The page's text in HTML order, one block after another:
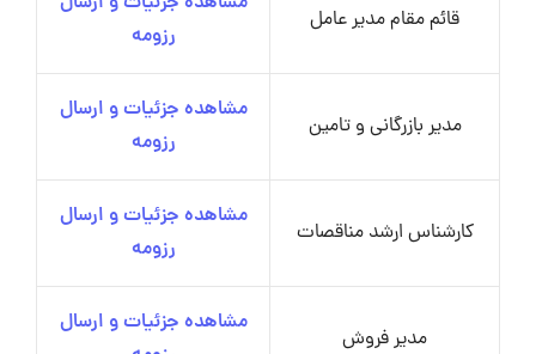
قائم مقام مدیر عامل
رزومه
مدیر بازرگانی و تامین
مشاهده جزئیات و ارسال
رزومه
کارشناس ارشد مناقصات
مشاهده جزئیات و ارسال
رزومه
مدیر فروش
مشاهده جزئیات و ارسال